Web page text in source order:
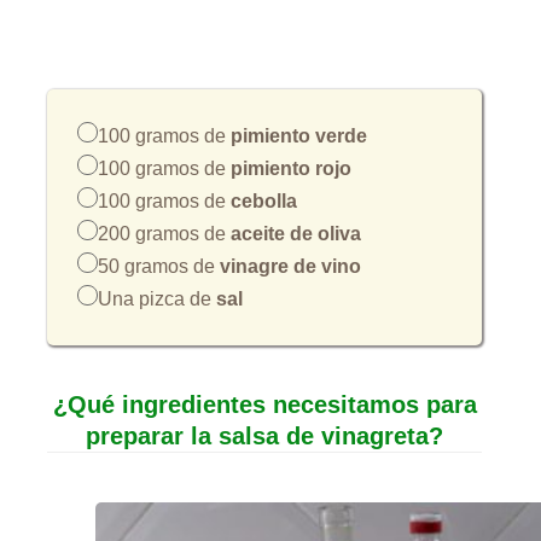
100 gramos de pimiento verde
100 gramos de pimiento rojo
100 gramos de cebolla
200 gramos de aceite de oliva
50 gramos de vinagre de vino
Una pizca de sal
¿Qué ingredientes necesitamos para
preparar la salsa de vinagreta?